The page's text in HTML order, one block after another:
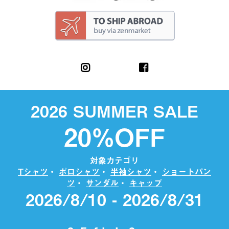
2026 SUMMER SALE
20%OFF
対象カテゴリ
Tシャツ ・ ポロシャツ ・ 半袖シャツ ・
ショートパン
ツ ・ サンダル ・ キャップ
2026/8/10 - 2026/8/31